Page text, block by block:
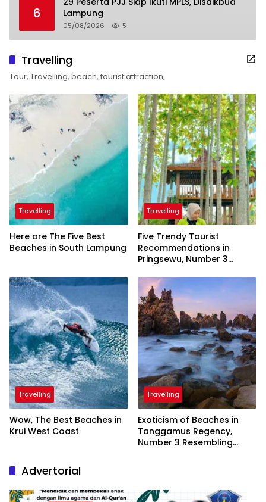
6
Lampung
05/08/2026 5
Travelling
Tour, Travelling, beach, tourist attraction,
Travelling
Here are The Five Best
Beaches in South Lampung
Travelling
Five Trendy Tourist
Recommendations in
Pringsewu, Number 3
President
Travelling
Wow, The Best Beaches in
Krui West Coast
Travelling
Exoticism of Beaches in
Tanggamus Regency,
Number 3 Resembling
Advertorial